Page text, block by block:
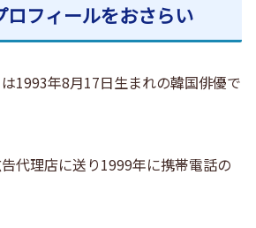
ロフィールをおさらい
1993年8月17日生まれの韓国俳優で
代理店に送り1999年に携帯電話の